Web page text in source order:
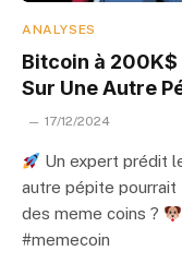
ANALYSES
Bitcoin à 200K$
Sur Une Autre
17/12/2024
Un expert prédit
autre pépite pourrait
des meme coins ?
#memecoin